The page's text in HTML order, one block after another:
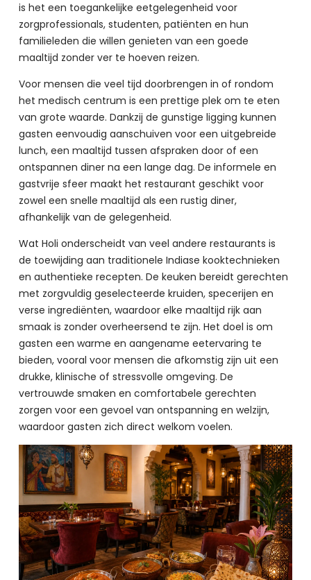
is het een toegankelijke eetgelegenheid voor
zorgprofessionals, studenten, patiënten en hun
familieleden die willen genieten van een goede
maaltijd zonder ver te hoeven reizen.
Voor mensen die veel tijd doorbrengen in of rondom
het medisch centrum is een prettige plek om te eten
van grote waarde. Dankzij de gunstige ligging kunnen
gasten eenvoudig aanschuiven voor een uitgebreide
lunch, een maaltijd tussen afspraken door of een
ontspannen diner na een lange dag. De informele en
gastvrije sfeer maakt het restaurant geschikt voor
zowel een snelle maaltijd als een rustig diner,
afhankelijk van de gelegenheid.
Wat Holi onderscheidt van veel andere restaurants is
de toewijding aan traditionele Indiase kooktechnieken
en authentieke recepten. De keuken bereidt gerechten
met zorgvuldig geselecteerde kruiden, specerijen en
verse ingrediënten, waardoor elke maaltijd rijk aan
smaak is zonder overheersend te zijn. Het doel is om
gasten een warme en aangename eetervaring te
bieden, vooral voor mensen die afkomstig zijn uit een
drukke, klinische of stressvolle omgeving. De
vertrouwde smaken en comfortabele gerechten
zorgen voor een gevoel van ontspanning en welzijn,
waardoor gasten zich direct welkom voelen.